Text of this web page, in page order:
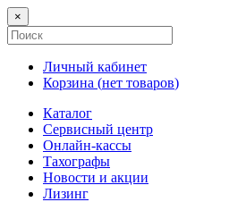
×
Личный кабинет
Корзина (нет товаров)
Каталог
Сервисный центр
Онлайн-кассы
Тахографы
Новости и акции
Лизинг